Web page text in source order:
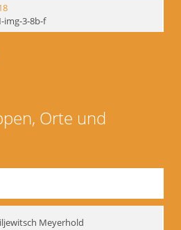
img-3-8b-f
Orte und
Meyerhold